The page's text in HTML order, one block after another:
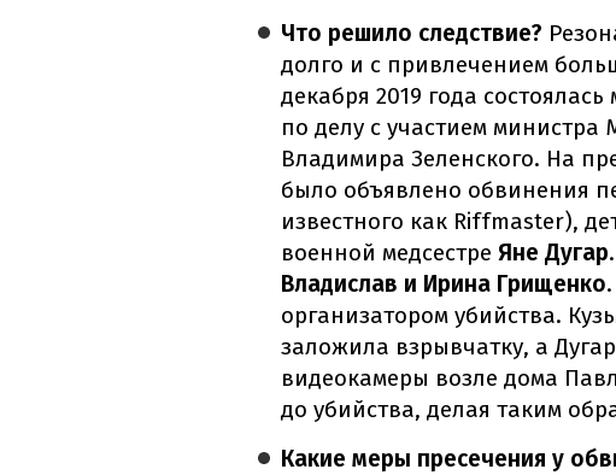
Что решило следствие?
долго и с привлечением
декабря 2019 года
по делу с участием
Владимира Зеленского. На
было объявлено обвинения
известного как Riffmaster),
военной медсестреЯне Дугар
Владислав и Ирина Грищенко
организатором убийства.
заложила взрывчатку, а
видеокамеры возле дома
до убийства, делая таким
Какие меры пресечения у